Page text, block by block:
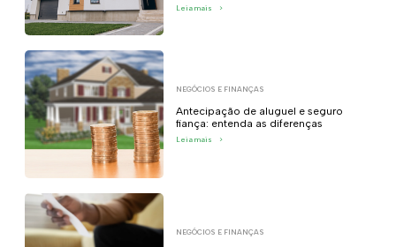
Leia mais >
Antecipação de aluguel e seguro
fiança: entenda as diferenças
NEGÓCIOS E FINANÇAS
Leia mais >
NEGÓCIOS E FINANÇAS